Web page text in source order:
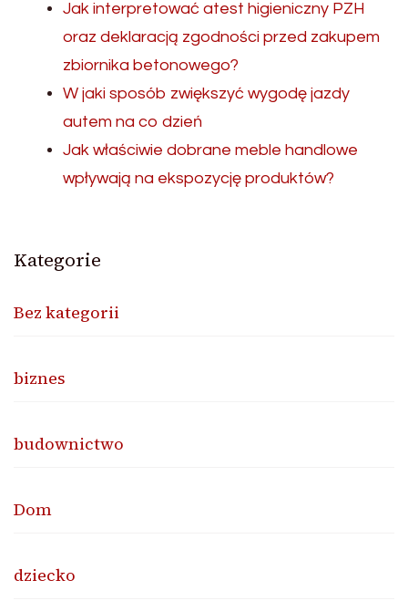
Jak interpretować atest higieniczny PZH
oraz deklaracją zgodności przed zakupem
zbiornika betonowego?
W jaki sposób zwiększyć wygodę jazdy
autem na co dzień
Jak właściwie dobrane meble handlowe
wpływają na ekspozycję produktów?
Kategorie
Bez kategorii
biznes
budownictwo
Dom
dziecko